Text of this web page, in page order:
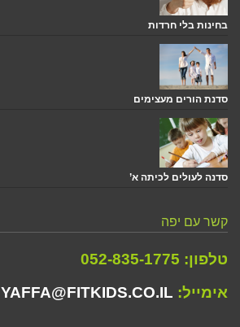
בחינות בלי חרדות
סדנת הורים מעצימים
סדנה לעולים לכיתה א’
קשר עם יפה
טלפון:
אימייל: YAFFA@FITKIDS.CO.IL